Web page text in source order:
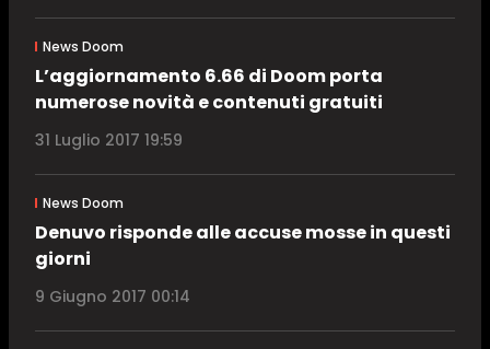
News Doom
L’aggiornamento 6.66 di Doom porta
numerose novità e contenuti gratuiti
31 Luglio 2017 19:59
News Doom
Denuvo risponde alle accuse mosse in questi
giorni
9 Giugno 2017 00:14